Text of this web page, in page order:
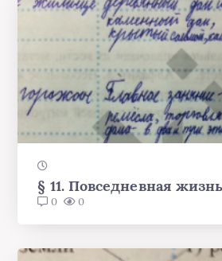
§ 11. Повседневная
0 0